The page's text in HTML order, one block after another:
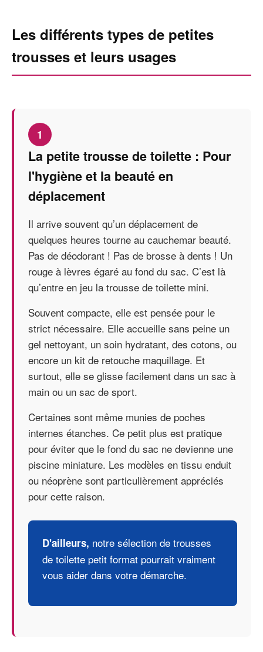
Les différents types de petites
trousses et leurs usages
1
La petite trousse de toilette : Pour
l'hygiène et la beauté en
déplacement
Il arrive souvent qu’un déplacement de
quelques heures tourne au cauchemar beauté.
Pas de déodorant ! Pas de brosse à dents ! Un
rouge à lèvres égaré au fond du sac. C’est là
qu’entre en jeu la trousse de toilette mini.
Souvent compacte, elle est pensée pour le
strict nécessaire. Elle accueille sans peine un
gel nettoyant, un soin hydratant, des cotons, ou
encore un kit de retouche maquillage. Et
surtout, elle se glisse facilement dans un sac à
main ou un sac de sport.
Certaines sont même munies de poches
internes étanches. Ce petit plus est pratique
pour éviter que le fond du sac ne devienne une
piscine miniature. Les modèles en tissu enduit
ou néoprène sont particulièrement appréciés
pour cette raison.
D'ailleurs, notre sélection de trousses
de toilette petit format pourrait vraiment
vous aider dans votre démarche.